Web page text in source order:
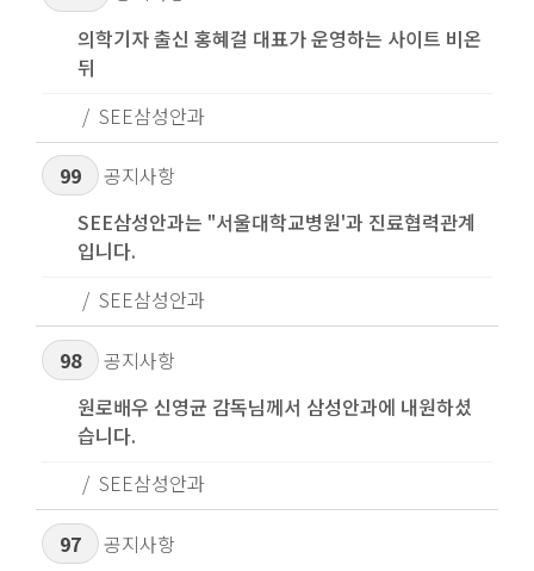
의학기자 출신 홍혜걸 대표가 운영하는 사이트 비온
뒤
SEE삼성안과
99
공지사항
SEE삼성안과는 "서울대학교병원'과 진료협력관계
입니다.
SEE삼성안과
98
공지사항
원로배우 신영균 감독님께서 삼성안과에 내원하셨
습니다.
SEE삼성안과
97
공지사항